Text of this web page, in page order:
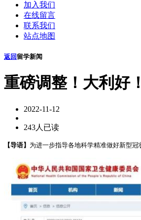
加入我们
在线留言
联系我们
站点地图
返回 留学新闻
重磅调整！大利好
2022-11-12
243人已读
【导语】 为进一步指导各地科学精准做好新型